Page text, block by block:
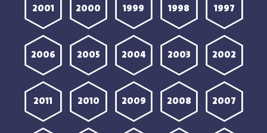
1997
1998
1999
2000
2001
2002
2003
2004
2005
2006
2007
2008
2009
2010
2011